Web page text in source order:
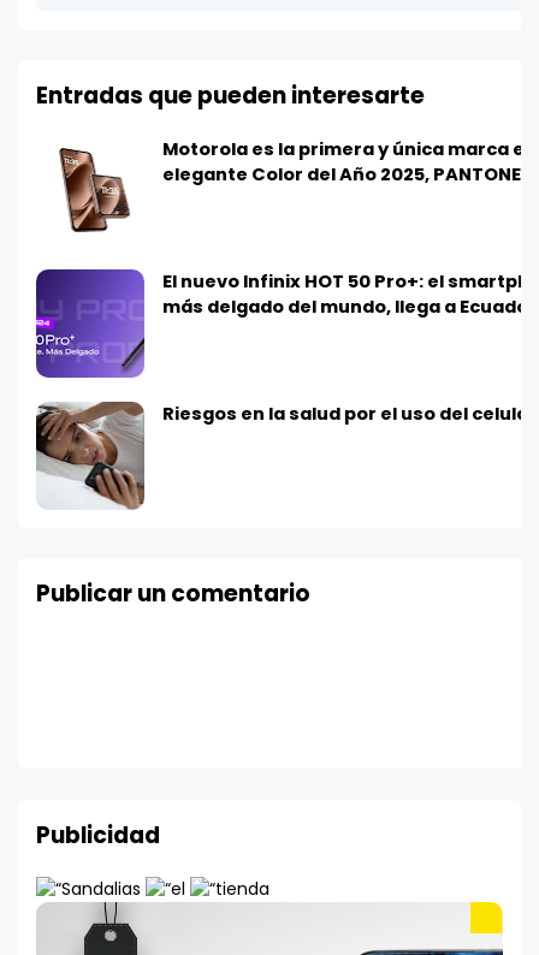
Entradas que pueden interesarte
Motorola es la primera y única marca
elegante Color del Año 2025, PANTONE
El nuevo Infinix HOT 50 Pro+: el
más delgado del mundo, llega a
Riesgos en la salud por el uso del
Publicar un comentario
Publicidad